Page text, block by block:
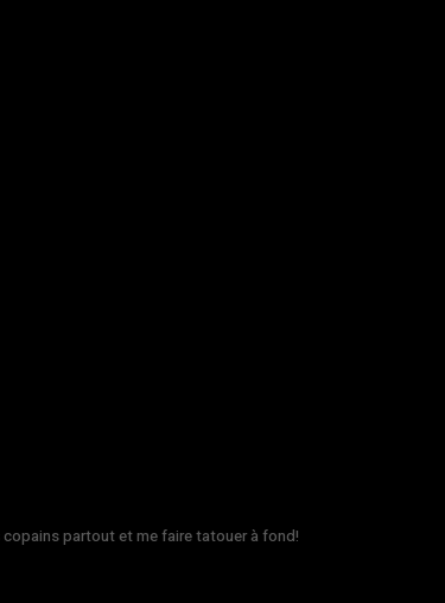
copains partout et me faire tatouer à fond!